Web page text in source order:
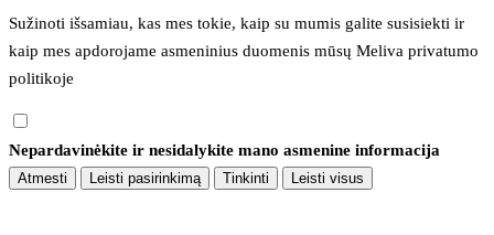
Sužinoti išsamiau, kas mes tokie, kaip su mumis galite susisiekti ir
kaip mes apdorojame asmeninius duomenis mūsų Meliva privatumo
politikoje
Nepardavinėkite ir nesidalykite mano asmenine informacija
Atmesti Leisti pasirinkimą Tinkinti Leisti visus